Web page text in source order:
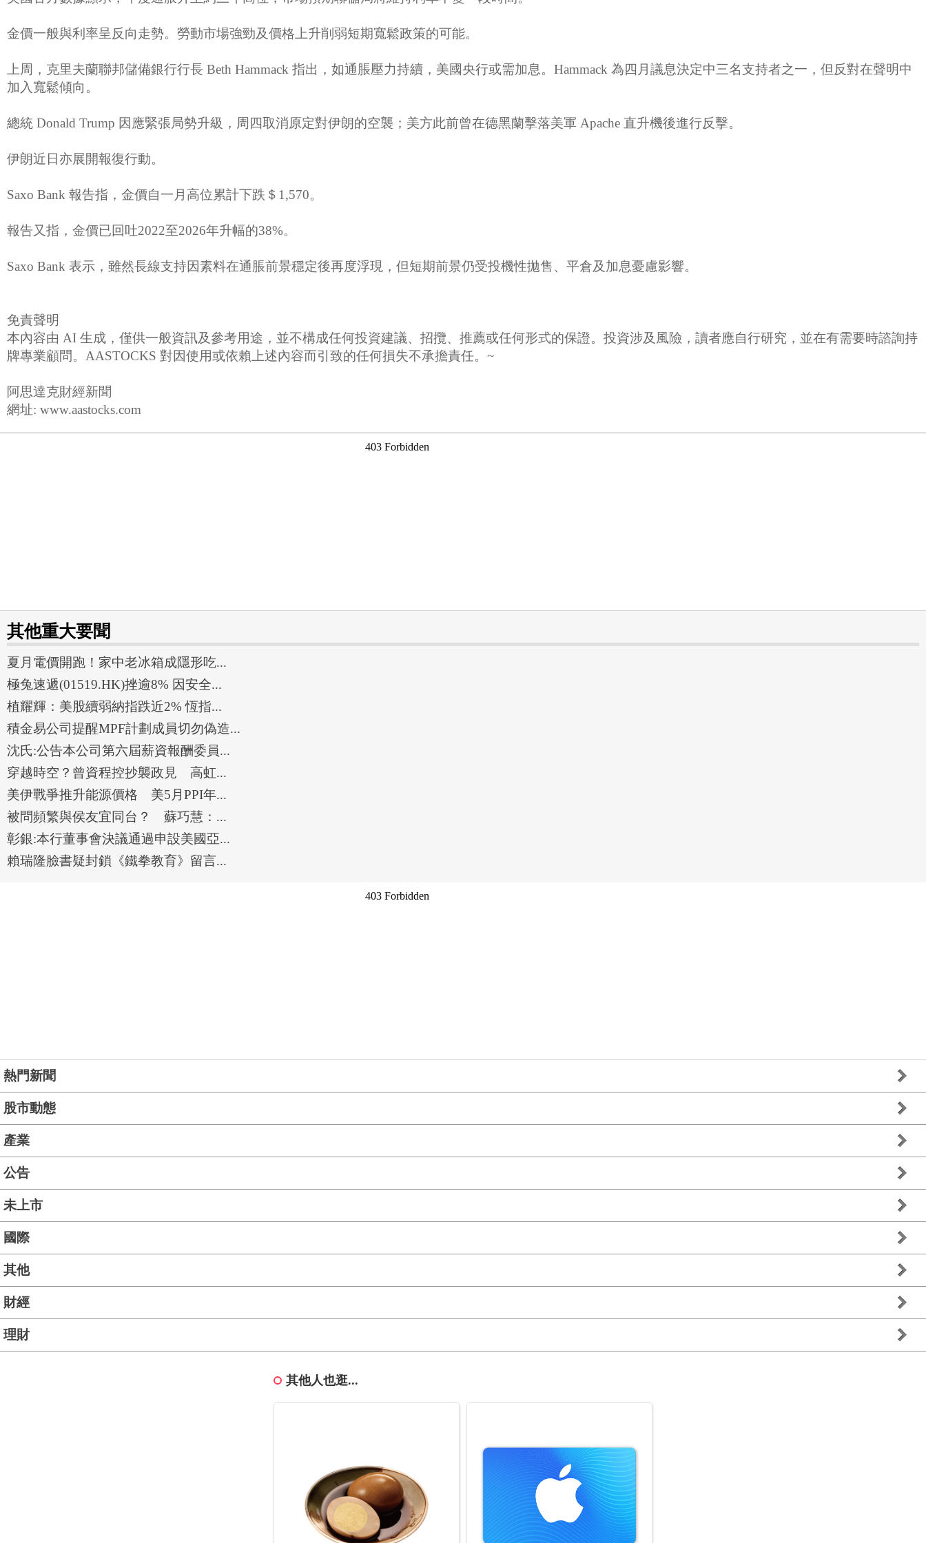
金價一般與利率呈反向走勢。勞動市場強勁及價格上升削弱短期寬鬆政策的可能。
上周，克里夫蘭聯邦儲備銀行行長 Beth Hammack 指出，如通脹壓力持續，美國央行或需加息。Hammack 為四月議息決定中三名支持者之一，但反對在聲明中
加入寬鬆傾向。
總統 Donald Trump 因應緊張局勢升級，周四取消原定對伊朗的空襲；美方此前曾在德黑蘭擊落美軍 Apache 直升機後進行反擊。
伊朗近日亦展開報復行動。
Saxo Bank 報告指，金價自一月高位累計下跌＄1,570。
報告又指，金價已回吐2022至2026年升幅的38%。
Saxo Bank 表示，雖然長線支持因素料在通脹前景穩定後再度浮現，但短期前景仍受投機性拋售、平倉及加息憂慮影響。
免責聲明
本內容由 AI 生成，僅供一般資訊及參考用途，並不構成任何投資建議、招攬、推薦或任何形式的保證。投資涉及風險，讀者應自行研究，並在有需要時諮詢持
牌專業顧問。AASTOCKS 對因使用或依賴上述內容而引致的任何損失不承擔責任。~
阿思達克財經新聞
網址: www.aastocks.com
其他重大要聞
夏月電價開跑！家中老冰箱成隱形吃...
極兔速遞(01519.HK)挫逾8% 因安全...
植耀輝：美股續弱納指跌近2% 恆指...
積金易公司提醒MPF計劃成員切勿偽造...
沈氏:公告本公司第六屆薪資報酬委員...
穿越時空？曾資程控抄襲政見 高虹...
美伊戰爭推升能源價格 美5月PPI年...
被問頻繁與侯友宜同台？ 蘇巧慧：...
彰銀:本行董事會決議通過申設美國亞...
賴瑞隆臉書疑封鎖《鐵拳教育》留言...
熱門新聞
股市動態
產業
公告
未上市
國際
其他
財經
理財
其他人也逛...